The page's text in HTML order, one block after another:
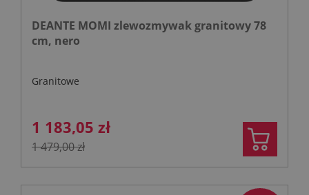
DEANTE MOMI zlewozmywak granitowy 78
cm, nero
Granitowe
1 183,05 zł
1 479,00 zł